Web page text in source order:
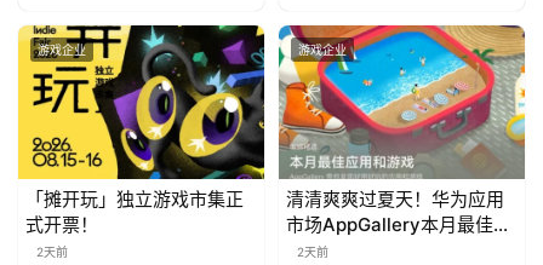
站
文
(
中
国
游戏企业
「摊开玩」独立游戏市集正
式开票！
2天前
游戏企业
清清爽爽过夏天！华为应用
市场AppGallery本月最佳上
新，款款提升幸福感
2天前